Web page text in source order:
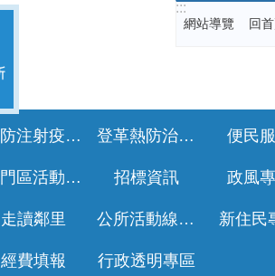
:::
網站導覽 回
預防注射疫苗接種專區 登革熱防治專區 便民
北門區活動花絮 招標資訊 政風
走讀鄰里 公所活動線上報名 新住民
經費填報 行政透明專區